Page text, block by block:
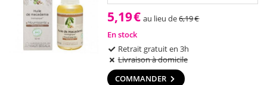
5,19€ au lieu de6,19€
En stock
Retrait gratuit en 3h
Livraison à domicile
COMMANDER